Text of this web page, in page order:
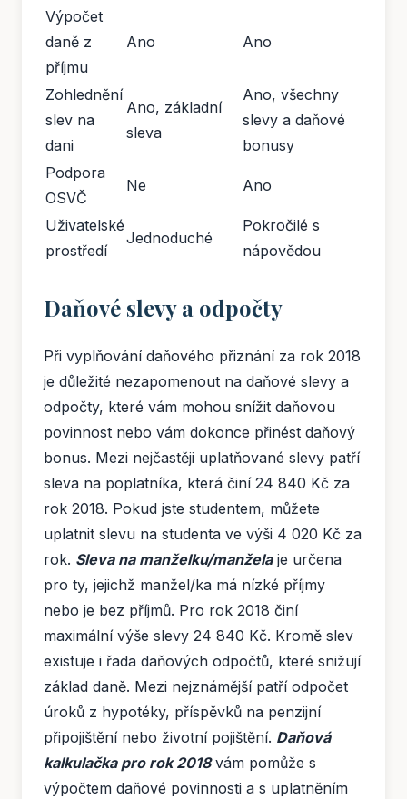
Výpočet
daně z
příjmu
Ano Ano
Zohlednění
slev na
dani
Ano, základní
sleva
Ano, všechny
slevy a daňové
bonusy
Podpora
OSVČ
Ne Ano
Uživatelské
prostředí
Jednoduché
Pokročilé s
nápovědou
Daňové slevy a odpočty
Při vyplňování daňového přiznání za rok 2018
je důležité nezapomenout na daňové slevy a
odpočty, které vám mohou snížit daňovou
povinnost nebo vám dokonce přinést daňový
bonus. Mezi nejčastěji uplatňované slevy patří
sleva na poplatníka, která činí 24 840 Kč za
rok 2018. Pokud jste studentem, můžete
uplatnit slevu na studenta ve výši 4 020 Kč za
rok. Sleva na manželku/manželaje určena
pro ty, jejichž manžel/ka má nízké příjmy
nebo je bez příjmů. Pro rok 2018 činí
maximální výše slevy 24 840 Kč. Kromě slev
existuje i řada daňových odpočtů, které snižují
základ daně. Mezi nejznámější patří odpočet
úroků z hypotéky, příspěvků na penzijní
připojištění nebo životní pojištění. Daňová
kalkulačka pro rok 2018vám pomůže s
výpočtem daňové povinnosti a s uplatněním